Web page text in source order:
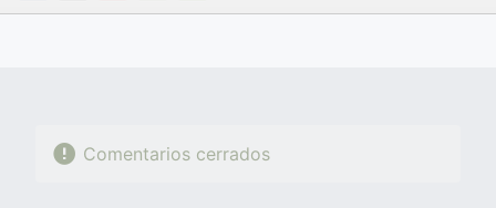
FACEBOOK
TWITTERFLIPBOARD
E-
WHATSAPP
Comentarios cerrados